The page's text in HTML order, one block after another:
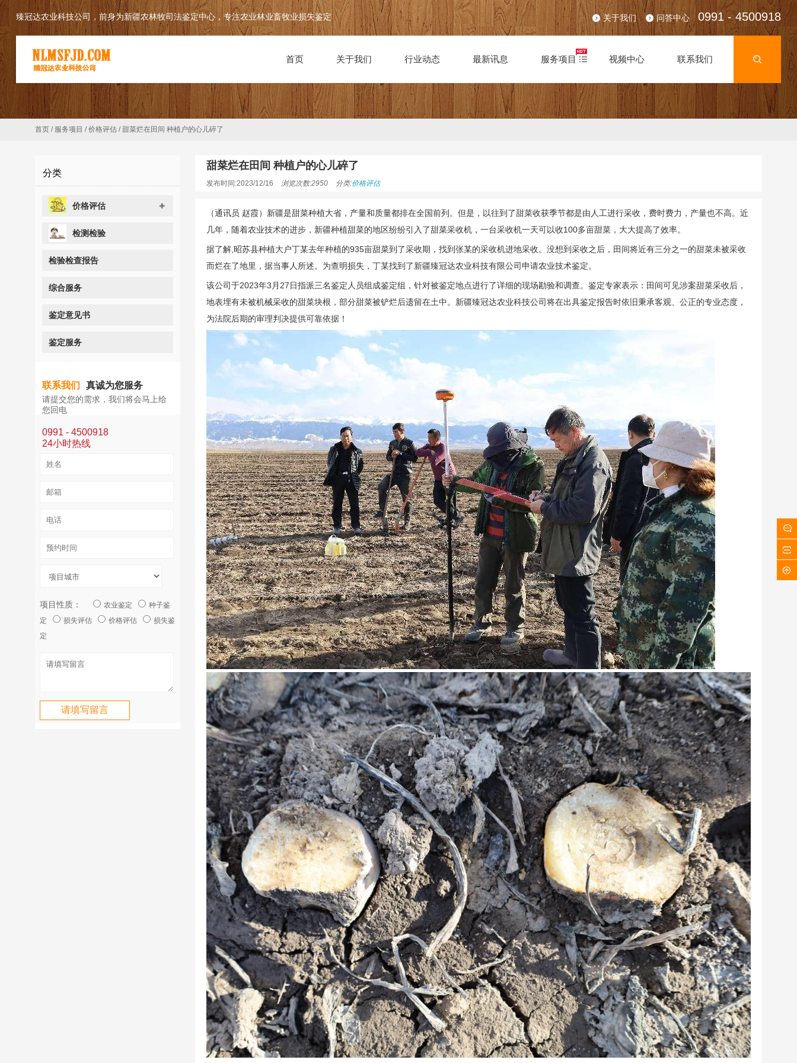
臻冠达农业科技公司，前身为新疆农林牧司法鉴定中心，专注农业林业畜牧业损失鉴定 关于我们 问答中心 0991 - 4500918
首页 关于我们 行业动态 最新讯息 服务项目 视频中心 联系我们
首页 / 服务项目 /价格评估 /甜菜烂在田间 种植户的心儿碎了
分类
价格评估
检测检验
检验检查报告
综合服务
鉴定意见书
鉴定服务
联系我们 真诚为您服务
请提交您的需求，我们将会马上给
您回电
0991 - 4500918
24小时热线
项目性质： 农业鉴定
种子鉴
定
损失评估 价格评估
损失鉴
定
甜菜烂在田间 种植户的心儿碎了
发布时间:2023/12/16 浏览次数:2950 分类:价格评估
（通讯员 赵霞）新疆是甜菜种植大省，产量和质量都排在全国前列。但是，以往到了甜菜收获季节都是由人工进行采收，费时费力，产量也不高。近
几年，随着农业技术的进步，新疆种植甜菜的地区纷纷引入了甜菜采收机，一台采收机一天可以收100多亩甜菜，大大提高了效率。
据了解,昭苏县种植大户丁某去年种植的935亩甜菜到了采收期，找到张某的采收机进地采收。没想到采收之后，田间将近有三分之一的甜菜未被采收
而烂在了地里，据当事人所述。为查明损失，丁某找到了新疆臻冠达农业科技有限公司申请农业技术鉴定。
该公司于2023年3月27日指派三名鉴定人员组成鉴定组，针对被鉴定地点进行了详细的现场勘验和调查。鉴定专家表示：田间可见涉案甜菜采收后，
地表埋有未被机械采收的甜菜块根，部分甜菜被铲烂后遗留在土中。新疆臻冠达农业科技公司将在出具鉴定报告时依旧秉承客观、公正的专业态度，
为法院后期的审理判决提供可靠依据！